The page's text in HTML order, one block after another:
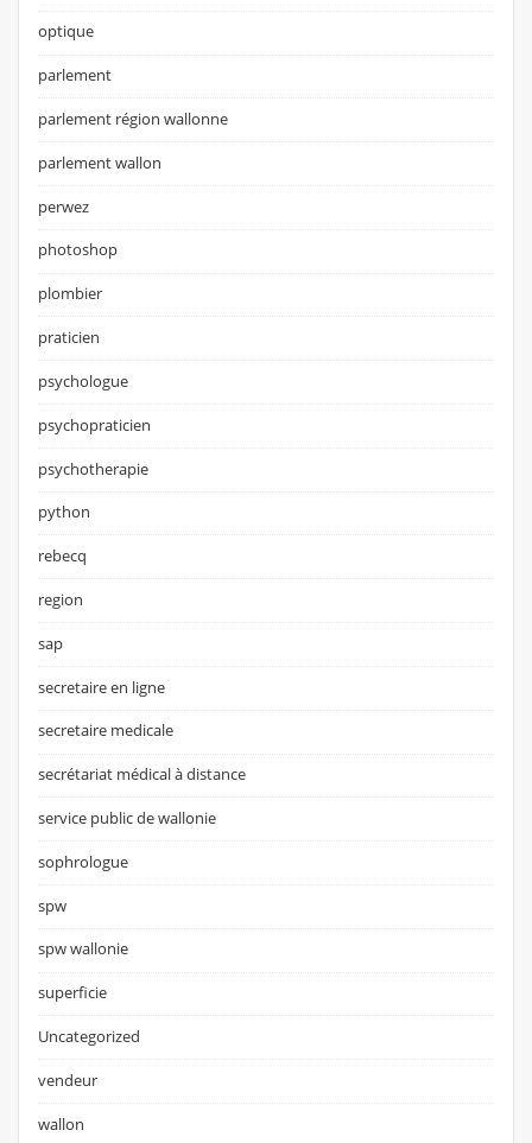
optique
parlement
parlement région wallonne
parlement wallon
perwez
photoshop
plombier
praticien
psychologue
psychopraticien
psychotherapie
python
rebecq
region
sap
secretaire en ligne
secretaire medicale
secrétariat médical à distance
service public de wallonie
sophrologue
spw
spw wallonie
superficie
Uncategorized
vendeur
wallon